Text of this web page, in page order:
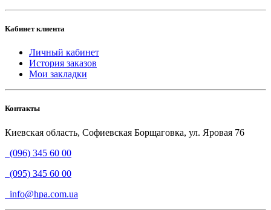
Кабинет клиента
Личный кабинет
История заказов
Мои закладки
Контакты
Киевская область, Софиевская Борщаговка, ул. Яровая 76
(096) 345 60 00
(095) 345 60 00
info@hpa.com.ua